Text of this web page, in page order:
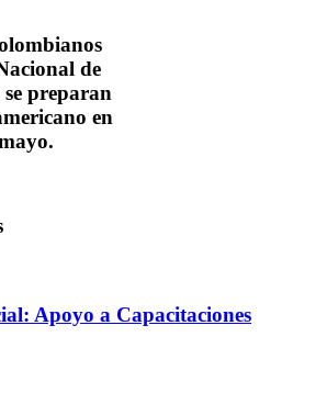
de
preparan
en
Apoyo a Capacitaciones